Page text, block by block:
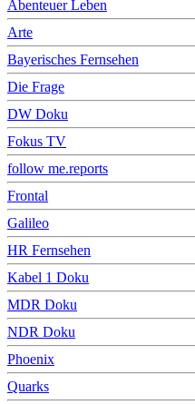
Abenteuer Leben
Arte
Bayerisches Fernsehen
Die Frage
DW Doku
Fokus TV
follow me.reports
Frontal
Galileo
HR Fernsehen
Kabel 1 Doku
MDR Doku
NDR Doku
Phoenix
Quarks